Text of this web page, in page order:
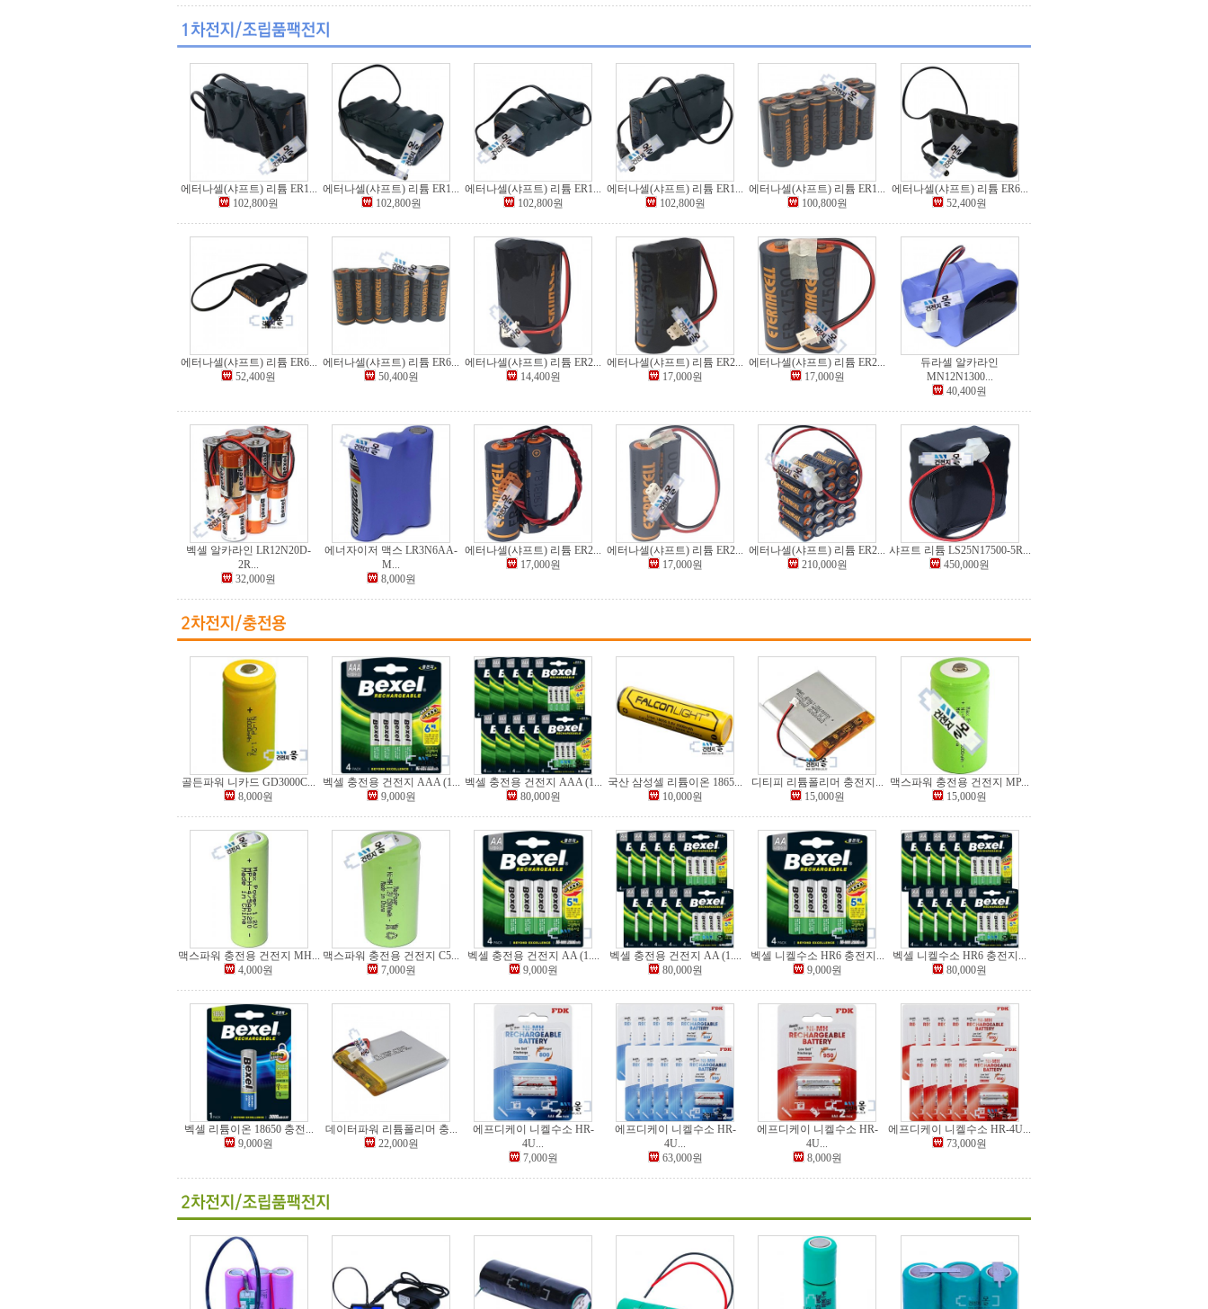
에터나셀(샤프트) 리튬 ER1...
102,800원
에터나셀(샤프트) 리튬 ER1...
102,800원
에터나셀(샤프트) 리튬 ER1...
102,800원
에터나셀(샤프트) 리튬 ER1...
102,800원
에터나셀(샤프트) 리튬 ER1...
100,800원
에터나셀(샤프트) 리튬 ER6...
52,400원
에터나셀(샤프트) 리튬 ER6...
52,400원
에터나셀(샤프트) 리튬 ER6...
50,400원
에터나셀(샤프트) 리튬 ER2...
14,400원
에터나셀(샤프트) 리튬 ER2...
17,000원
에터나셀(샤프트) 리튬 ER2...
17,000원
듀라셀 알카라인
MN12N1300...
40,400원
벡셀 알카라인 LR12N20D-
2R...
32,000원
에너자이저 맥스 LR3N6AA-
M...
8,000원
에터나셀(샤프트) 리튬 ER2...
17,000원
에터나셀(샤프트) 리튬 ER2...
17,000원
에터나셀(샤프트) 리튬 ER2...
210,000원
샤프트 리튬 LS25N17500-5R...
450,000원
골든파워 니카드 GD3000C...
8,000원
벡셀 충전용 건전지 AAA (1...
9,000원
벡셀 충전용 건전지 AAA (1...
80,000원
국산 삼성셀 리튬이온 1865...
10,000원
디티피 리튬폴리머 충전지...
15,000원
맥스파워 충전용 건전지 MP...
15,000원
맥스파워 충전용 건전지 MH...
4,000원
맥스파워 충전용 건전지 C5...
7,000원
벡셀 충전용 건전지 AA (1....
9,000원
벡셀 충전용 건전지 AA (1....
80,000원
벡셀 니켈수소 HR6 충전지...
9,000원
벡셀 니켈수소 HR6 충전지...
80,000원
벡셀 리튬이온 18650 충전...
9,000원
데이터파워 리튬폴리머 충...
22,000원
에프디케이 니켈수소 HR-
4U...
7,000원
에프디케이 니켈수소 HR-
4U...
63,000원
에프디케이 니켈수소 HR-
4U...
8,000원
에프디케이 니켈수소 HR-4U...
73,000원